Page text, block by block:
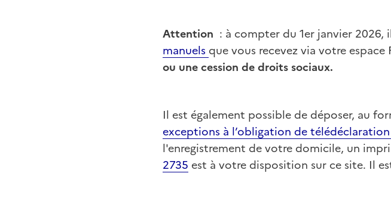
Attention : à compter du 1er janvier 2026,
manuels que vous recevez via votre espace
ou une cession de droits sociaux.
Il est également possible de déposer, au
exceptions à l’obligation de
l'enregistrement de votre domicile, un
2735 est à votre disposition sur ce site. Il